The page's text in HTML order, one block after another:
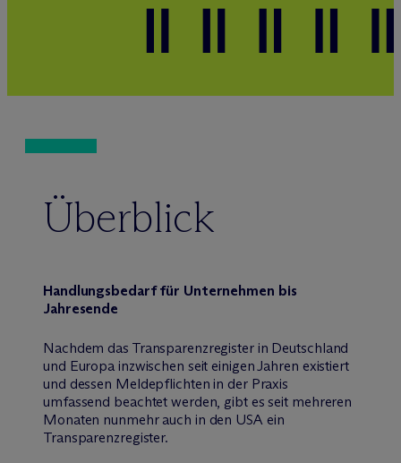
Überblick
Handlungsbedarf für Unternehmen bis
Jahresende
Nachdem das Transparenzregister in Deutschland
und Europa inzwischen seit einigen Jahren existiert
und dessen Meldepflichten in der Praxis
umfassend beachtet werden, gibt es seit mehreren
Monaten nunmehr auch in den USA ein
Transparenzregister.